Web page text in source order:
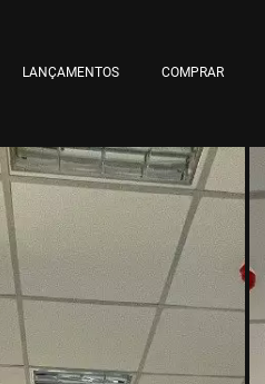
LANÇAMENTOS COMPRAR